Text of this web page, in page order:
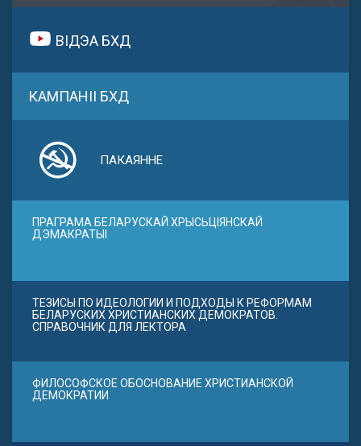
ВІДЭА БХД
КАМПАНІІ БХД
ПАКАЯННЕ
ПРАГРАМА БЕЛАРУСКАЙ ХРЫСЬЦІЯНСКАЙ
ДЭМАКРАТЫІ
ТЕЗИСЫ ПО ИДЕОЛОГИИ И ПОДХОДЫ К РЕФОРМАМ
БЕЛАРУСКИХ ХРИСТИАНСКИХ ДЕМОКРАТОВ.
СПРАВОЧНИК ДЛЯ ЛЕКТОРА
ФИЛОСОФСКОЕ ОБОСНОВАНИЕ ХРИСТИАНСКОЙ
ДЕМОКРАТИИ